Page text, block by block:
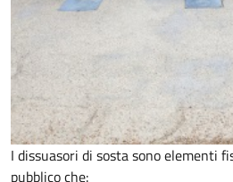
I dissuasori di sosta sono elementi
pubblico che: